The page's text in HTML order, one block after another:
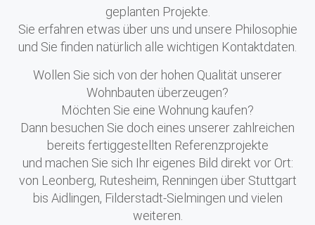
geplanten Projekte.
Sie erfahren etwas über uns und unsere Philosophie
und Sie finden natürlich alle wichtigen Kontaktdaten.
Wollen Sie sich von der hohen Qualität unserer
Wohnbauten überzeugen?
Möchten Sie eine Wohnung kaufen?
Dann besuchen Sie doch eines unserer zahlreichen
bereits fertiggestellten Referenzprojekte
und machen Sie sich Ihr eigenes Bild direkt vor Ort:
von Leonberg, Rutesheim, Renningen über Stuttgart
bis Aidlingen, Filderstadt-Sielmingen und vielen
weiteren.